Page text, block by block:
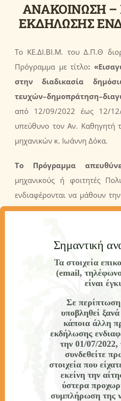
ΑΝΑΚΟΙΝΩΣΗ
ΕΚΔΗΛΩΣΗΣ
Το ΚΕ.ΔΙ.ΒΙ.Μ. του Δ.Π.Θ
Πρόγραμμα με τίτλο: «
στην διαδικασία
από 12/09/2022 έως 12/12/
υπεύθυνο τον Αν. Καθηγητή
μηχανικών κ. Ιωάννη Δόκα.
Το Πρόγραμμα
μηχανικούς ή φοιτητές
ενδιαφέρονται να μάθουν
ενός δημόσιου τεχνικού
τέλους αλλά και σε
φορά να ασχοληθούν με τα
Πιστοποιούμενα προσόντα
Εφόσον υπάρξει
αξιολόγηση, το πρόγραμμα
Πιστοποιητικού
ωρών που
Μονάδες/ECTS.
Αναλυτική
Σημαντική
Τα στοιχεία
(email,
είναι
Σε περίπτωση
υποβληθεί
κάποια άλλη
εκδήλωσης
την 01/07/2022,
συνδεθείτε
στοιχεία που
εκείνη την
ύστερα
συμπλήρωση της